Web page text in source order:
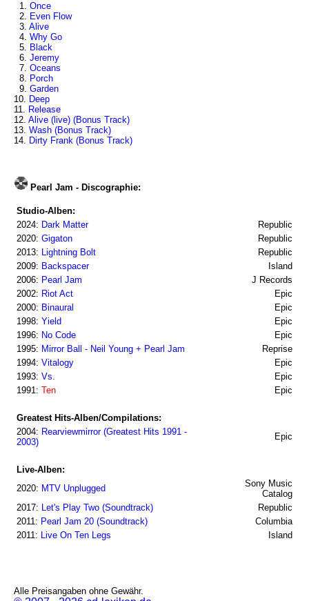
1. Once
2. Even Flow
3. Alive
4. Why Go
5. Black
6. Jeremy
7. Oceans
8. Porch
9. Garden
10. Deep
11. Release
12. Alive (live) (Bonus Track)
13. Wash (Bonus Track)
14. Dirty Frank (Bonus Track)
Pearl Jam - Discographie:
Studio-Alben:
2024: Dark Matter
Republic
2020: Gigaton
Republic
2013: Lightning Bolt
Republic
2009: Backspacer
Island
2006: Pearl Jam
J Records
2002: Riot Act
Epic
2000: Binaural
Epic
1998: Yield
Epic
1996: No Code
Epic
1995: Mirror Ball - Neil Young + Pearl Jam
Reprise
1994: Vitalogy
Epic
1993: Vs.
Epic
1991: Ten Epic
Greatest Hits-Alben/Compilations:
2004: Rearviewmirror (Greatest Hits 1991 -
2003)
Epic
Live-Alben:
2020: MTV Unplugged
Sony Music
Catalog
2017: Let's Play Two (Soundtrack)
Republic
2011: Pearl Jam 20 (Soundtrack)
Columbia
2011: Live On Ten Legs Island
Alle Preisangaben ohne Gewähr.